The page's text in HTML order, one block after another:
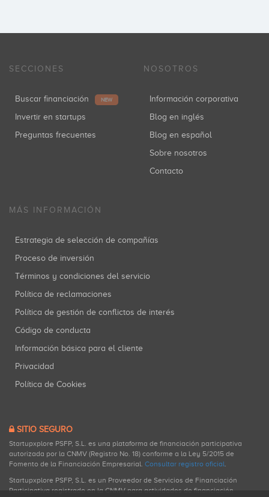
SECCIONES
Buscar financiación NEW
Invertir en startups
Preguntas frecuentes
NOSOTROS
Información corporativa
Blog en inglés
Blog en español
Sobre nosotros
Contacto
MÁS INFORMACIÓN
Estrategia de selección de compañías
Proceso de inversión
Términos y condiciones del servicio
Política de reclamaciones
Política de gestión de conflictos de interés
Código de conducta
Información básica para el cliente
Privacidad
Política de Cookies
SITIO SEGURO
Startupxplore PSFP, S.L. es una plataforma de financiación participativa
autorizada por la CNMV (Registro No. 18) conforme a la Ley 5/2015 de
Fomento de la Financiación Empresarial. Consultar registro oficial.
Startupxplore PSFP, S.L. es un Proveedor de Servicios de Financiación
Participativa registrado en la CNMV para actividades de financiación